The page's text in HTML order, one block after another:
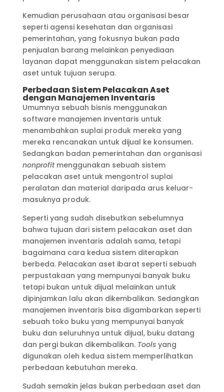
Kemudian perusahaan atau organisasi besar
seperti agensi kesehatan dan organisasi
pemerintahan, yang fokusnya bukan pada
penjualan barang melainkan penyediaan
layanan dapat menggunakan sistem pelacakan
aset untuk tujuan serupa.
Perbedaan Sistem Pelacakan Aset
dengan Manajemen Inventaris
Umumnya sebuah bisnis menggunakan
software manajemen inventaris untuk
menambahkan suplai produk mereka yang
mereka rencanakan untuk dijual ke konsumen.
Sedangkan badan pemerintahan dan organisasi
nonprofitmenggunakan sebuah sistem
pelacakan aset untuk mengontrol suplai
peralatan dan material daripada arus keluar-
masuknya produk.
Seperti yang sudah disebutkan sebelumnya
bahwa tujuan dari sistem pelacakan aset dan
manajemen inventaris adalah sama, tetapi
bagaimana cara kedua sistem diterapkan
berbeda. Pelacakan aset ibarat seperti sebuah
perpustakaan yang mempunyai banyak buku
tetapi bukan untuk dijual melainkan untuk
dipinjamkan lalu akan dikembalikan. Sedangkan
manajemen inventaris bisa digambarkan seperti
sebuah toko buku yang mempunyai banyak
buku dan seluruhnya untuk dijual, buku datang
dan pergi bukan dikembalikan. Toolsyang
digunakan oleh kedua sistem memperlihatkan
perbedaan kebutuhan mereka.
Sudah semakin jelas bukan perbedaan aset dan